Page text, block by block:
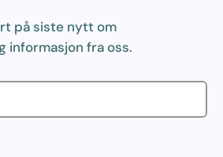
på siste nytt om
informasjon fra oss.